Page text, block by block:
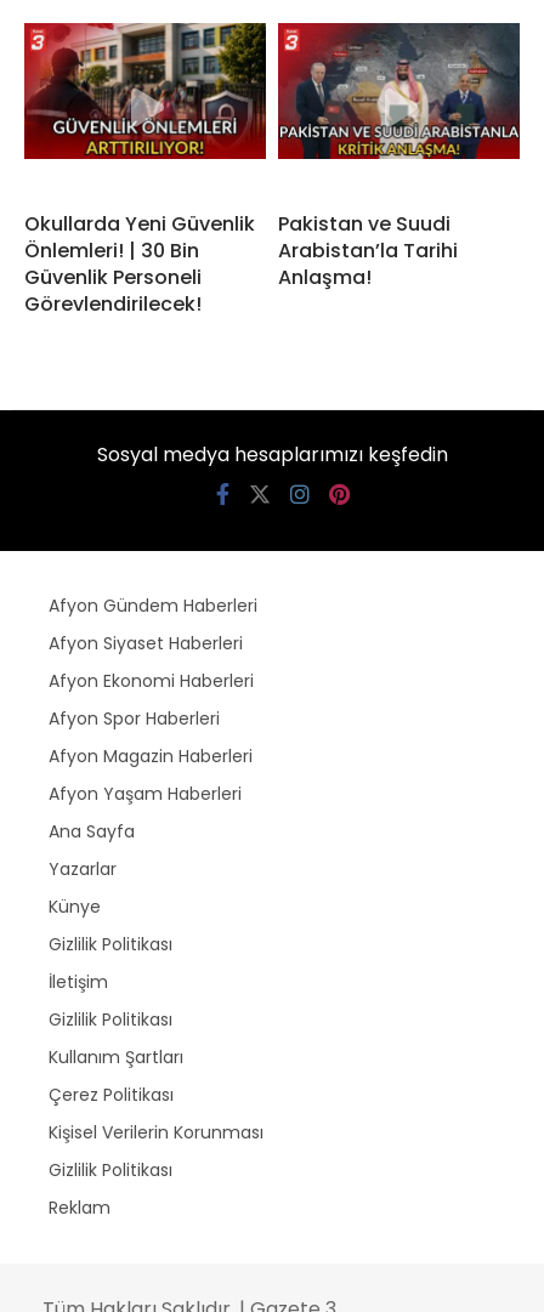
Okullarda Yeni Güvenlik
Önlemleri! | 30 Bin
Güvenlik Personeli
Görevlendirilecek!
Pakistan ve Suudi
Arabistan’la Tarihi
Anlaşma!
Sosyal medya hesaplarımızı keşfedin
Afyon Gündem Haberleri
Afyon Siyaset Haberleri
Afyon Ekonomi Haberleri
Afyon Spor Haberleri
Afyon Magazin Haberleri
Afyon Yaşam Haberleri
Ana Sayfa
Yazarlar
Künye
Gizlilik Politikası
İletişim
Gizlilik Politikası
Kullanım Şartları
Çerez Politikası
Kişisel Verilerin Korunması
Gizlilik Politikası
Reklam